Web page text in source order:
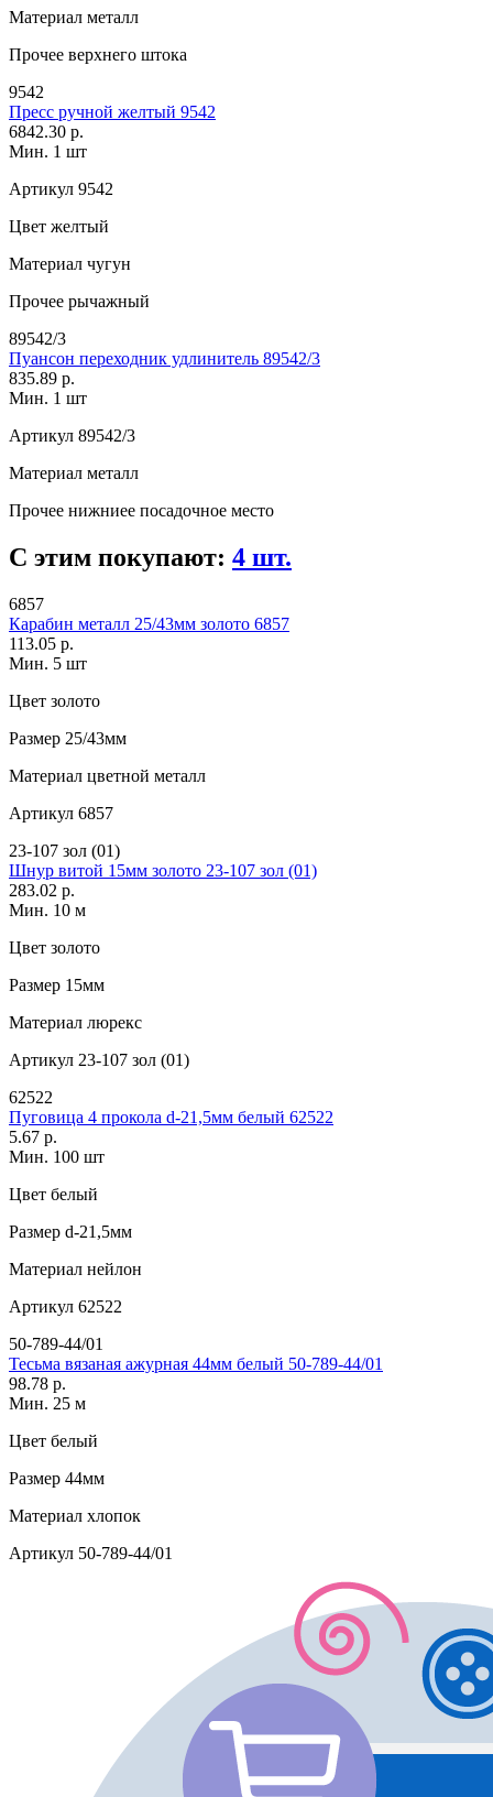
Материал металл
Прочее верхнего штока
9542
Пресс ручной желтый 9542
6842.30 р.
Мин. 1 шт
Артикул 9542
Цвет желтый
Материал чугун
Прочее рычажный
89542/3
Пуансон переходник удлинитель 89542/3
835.89 р.
Мин. 1 шт
Артикул 89542/3
Материал металл
Прочее нижниее посадочное место
С этим покупают: 4 шт.
6857
Карабин металл 25/43мм золото 6857
113.05 р.
Мин. 5 шт
Цвет золото
Размер 25/43мм
Материал цветной металл
Артикул 6857
23-107 зол (01)
Шнур витой 15мм золото 23-107 зол (01)
283.02 р.
Мин. 10 м
Цвет золото
Размер 15мм
Материал люрекс
Артикул 23-107 зол (01)
62522
Пуговица 4 прокола d-21,5мм белый 62522
5.67 р.
Мин. 100 шт
Цвет белый
Размер d-21,5мм
Материал нейлон
Артикул 62522
50-789-44/01
Тесьма вязаная ажурная 44мм белый 50-789-44/01
98.78 р.
Мин. 25 м
Цвет белый
Размер 44мм
Материал хлопок
Артикул 50-789-44/01